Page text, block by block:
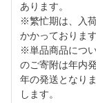
あります。
※繁忙期は、入
かかっておりま
※単品商品につ
のご寄附は年内
年の発送となり
します。